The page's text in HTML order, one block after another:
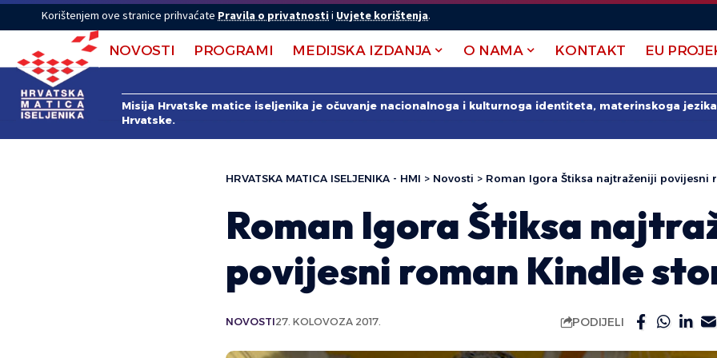
Korištenjem ove stranice prihvaćate Pravila o privatnostii Uvjete korištenja.
NOVOSTI PROGRAMI MEDIJSKA IZDANJA O NAMA KONTAKT EU
Misija Hrvatske matice iseljenika je očuvanje nacionalnoga i kulturnoga identiteta, materinskoga
Hrvatske.
HRVATSKA MATICA ISELJENIKA - HMI > Novosti > Roman Igora Štiksa najtraženiji povijesni
Roman Igora Štiksa
povijesni roman Kindle
NOVOSTI27. KOLOVOZA 2017. PODIJELI